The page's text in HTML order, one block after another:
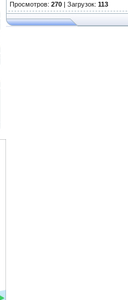
Просмотров: 270 | Загрузок: 113